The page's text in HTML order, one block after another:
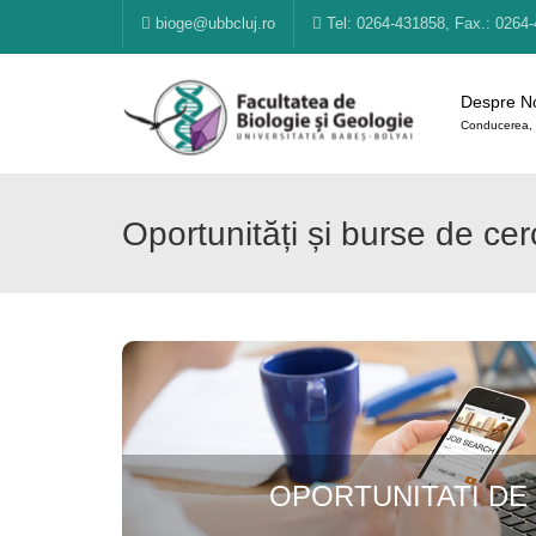
bioge@ubbcluj.ro Tel: 0264-431858, Fax.:
Despre
Conducerea,
Oportunități și burse de
OPORTUNITATI DE
OPORTUNITATI DE
Click edit button to change this text. Lorem ipsum